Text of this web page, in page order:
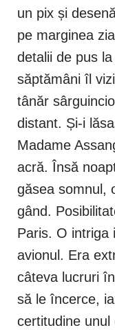
un pix și
pe marginea
detalii de pus
săptămâni îl
tânăr
distant. Și-i
Madame
acră. Însă
găsea somnul,
gând.
Paris. O intriga
avionul. Era
câteva lucruri
să le încerce,
certitudine